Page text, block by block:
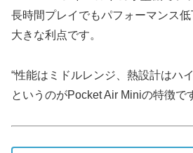
長時間プレイでもパフォーマンス
大きな利点です。
“性能はミドルレンジ、熱設計はハ
というのがPocket Air Miniの特徴で